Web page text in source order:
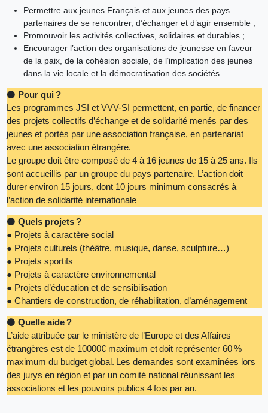
Permettre aux jeunes Français et aux jeunes des pays
partenaires de se rencontrer, d’échanger et d’agir ensemble ;
Promouvoir les activités collectives, solidaires et durables ;
Encourager l’action des organisations de jeunesse en faveur
de la paix, de la cohésion sociale, de l’implication des jeunes
dans la vie locale et la démocratisation des sociétés.
⚫ Pour qui ?
Les programmes JSI et VVV-SI permettent, en partie, de financer
des projets collectifs d’échange et de solidarité menés par des
jeunes et portés par une association française, en partenariat
avec une association étrangère.
Le groupe doit être composé de 4 à 16 jeunes de 15 à 25 ans. Ils
sont accueillis par un groupe du pays partenaire. L’action doit
durer environ 15 jours, dont 10 jours minimum consacrés à
l’action de solidarité internationale
⚫ Quels projets ?
● Projets à caractère social
● Projets culturels (théâtre, musique, danse, sculpture…)
● Projets sportifs
● Projets à caractère environnemental
● Projets d’éducation et de sensibilisation
● Chantiers de construction, de réhabilitation, d’aménagement
⚫ Quelle aide ?
L’aide attribuée par le ministère de l’Europe et des Affaires
étrangères est de 10000€ maximum et doit représenter 60 %
maximum du budget global. Les demandes sont examinées lors
des jurys en région et par un comité national réunissant les
associations et les pouvoirs publics 4 fois par an.